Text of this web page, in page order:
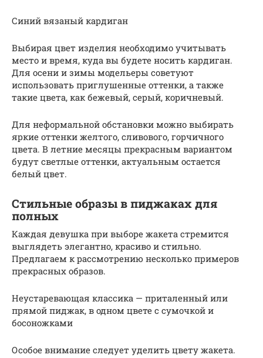
Синий вязаный кардиган
Выбирая цвет изделия необходимо учитывать
место и время, куда вы будете носить кардиган.
Для осени и зимы модельеры советуют
использовать приглушенные оттенки, а также
такие цвета, как бежевый, серый, коричневый.
Для неформальной обстановки можно выбирать
яркие оттенки желтого, сливового, горчичного
цвета. В летние месяцы прекрасным вариантом
будут светлые оттенки, актуальным остается
белый цвет.
Стильные образы в пиджаках для
полных
Каждая девушка при выборе жакета стремится
выглядеть элегантно, красиво и стильно.
Предлагаем к рассмотрению несколько примеров
прекрасных образов.
Неустаревающая классика — приталенный или
прямой пиджак, в одном цвете с сумочкой и
босоножками
Особое внимание следует уделить цвету жакета.